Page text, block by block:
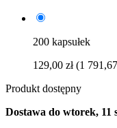
200 kapsułek
129,00 zł(1
Produkt dostępny
Dostawa do wtorek, 11